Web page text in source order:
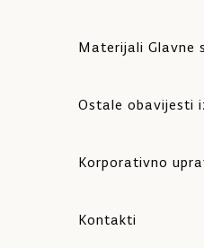
Materijali Glavne
Ostale obavijesti
Korporativno
Kontakti